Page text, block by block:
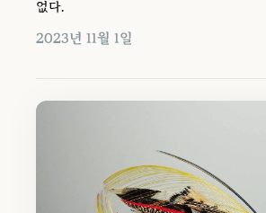
없다.
2023년 11월 1일